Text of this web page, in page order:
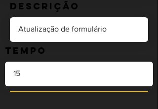
Descrição
Tempo